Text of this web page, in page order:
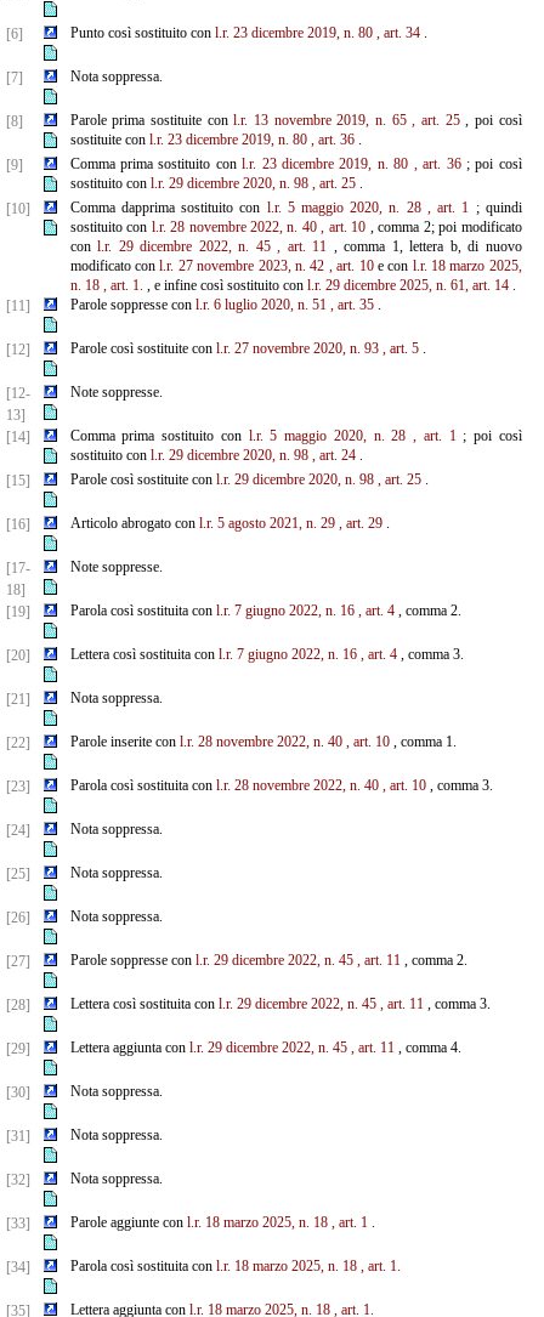
[6] Punto così sostituito con l.r. 23 dicembre 2019, n. 80 , art. 34.
[7] Nota soppressa.
[8] Parole prima sostituite conl.r. 13 novembre 2019, n. 65 , art. 25, poi così
sostituite con l.r. 23 dicembre 2019, n. 80 , art. 36.
[9]
Comma prima sostituito conl.r. 23 dicembre 2019, n. 80 , art. 36; poi così
sostituito con l.r. 29 dicembre 2020, n. 98 , art. 25.
[10]
Comma dapprima sostituito con l.r. 5 maggio 2020, n. 28 , art. 1 ; quindi
sostituito con l.r. 28 novembre 2022, n. 40 , art. 10 , comma 2; poi modificato
conl.r. 29 dicembre 2022, n. 45 , art. 11 , comma 1, lettera b, di nuovo
modificato conl.r. 27 novembre 2023, n. 42 , art. 10e con l.r. 18 marzo 2025,
n. 18 , art. 1. , e infine così sostituito con l.r. 29 dicembre 2025, n. 61, art. 14.
[11]
Parole soppresse con l.r. 6 luglio 2020, n. 51 , art. 35.
[12] Parole così sostituite con l.r. 27 novembre 2020, n. 93 , art. 5.
[12-
13]
Note soppresse.
[14] Comma prima sostituito con l.r. 5 maggio 2020, n. 28 , art. 1; poi così
sostituito con l.r. 29 dicembre 2020, n. 98 , art. 24.
[15]
Parole così sostituite con l.r. 29 dicembre 2020, n. 98 , art. 25.
[16] Articolo abrogato con l.r. 5 agosto 2021, n. 29 , art. 29.
[17-
18]
Note soppresse.
[19] Parola così sostituita con l.r. 7 giugno 2022, n. 16 , art. 4, comma 2.
[20] Lettera così sostituita con l.r. 7 giugno 2022, n. 16 , art. 4, comma 3.
[21] Nota soppressa.
[22] Parole inserite con l.r. 28 novembre 2022, n. 40 , art. 10, comma 1.
[23] Parola così sostituita con l.r. 28 novembre 2022, n. 40 , art. 10, comma 3.
[24] Nota soppressa.
[25] Nota soppressa.
[26] Nota soppressa.
[27] Parole soppresse con l.r. 29 dicembre 2022, n. 45 , art. 11, comma 2.
[28] Lettera così sostituita con l.r. 29 dicembre 2022, n. 45 , art. 11, comma 3.
[29] Lettera aggiunta con l.r. 29 dicembre 2022, n. 45 , art. 11, comma 4.
[30] Nota soppressa.
[31] Nota soppressa.
[32] Nota soppressa.
[33] Parole aggiunte con l.r. 18 marzo 2025, n. 18 , art. 1.
[34] Parola così sostituita con l.r. 18 marzo 2025, n. 18 , art. 1.
[35] Lettera aggiunta con l.r. 18 marzo 2025, n. 18 , art. 1.